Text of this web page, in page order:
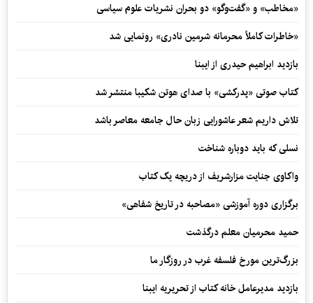
«مخاطب» و «گفت‌وگو» دو بحران نشریات علوم سیاسی
«خاطرات کاملاً محرمانه شرمین نادری» رونمایی شد
بازدید ابراهیم حیدری از ایبنا
کتاب صوتی «پدرکشی» با صدای هوتن شکیبا منتشر شد
تلاش داریم شعر عاشورایی زبان حال جامعه معاصر باشد
نسلی که باید دوباره شناخت
واکاوی جنایت مزارشریف از دریچه یک کتاب
برگزاری دوره آموزشی «مصاحبه در تاریخ شفاهی»
حمید محرمیان معلم درگذشت
بزرگ‌ترین مورخ فلسفه غرب در روزگار ما
بازدید مدیرعامل خانه کتاب از تحریریه ایبنا